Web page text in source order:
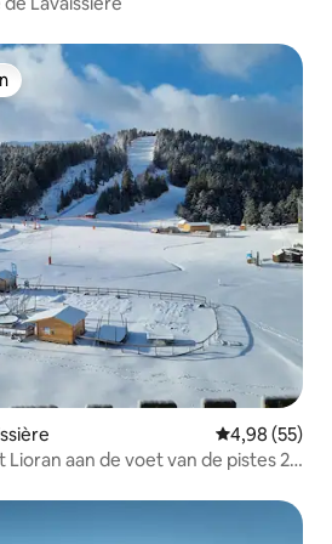
Gemiddelde
4,98 (55)
aan de voet van de pistes 2